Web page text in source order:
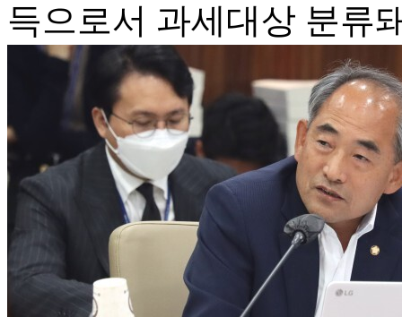
득으로서 과세대상 분류